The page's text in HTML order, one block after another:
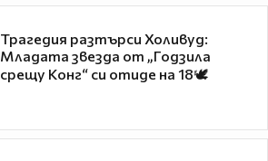
Трагедия разтърси Холивуд:
Младата звезда от „Годзила
срещу Конг“ си отиде на 18🕊️